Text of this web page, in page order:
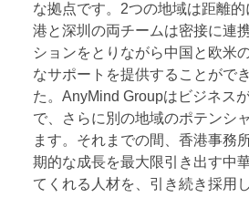
な拠点です。2つの地域は距離
港と深圳の両チームは密接に連
ションをとりながら中国と欧米
なサポートを提供することがで
た。AnyMind Groupはビジネス
で、さらに別の地域のポテンシ
ます。それまでの間、香港事務
期的な成長を最大限引き出す中
てくれる人材を、引き続き採用